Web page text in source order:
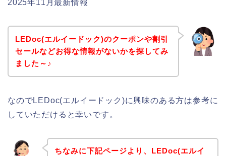
2025年11月最新情報
LEDoc(エルイードック)のクーポンや割引
セールなどお得な情報がないかを探してみ
ました～♪
なのでLEDoc(エルイードック)に興味のある方は参考に
していただけると幸いです。
ちなみに下記ページより、LEDoc(エルイ